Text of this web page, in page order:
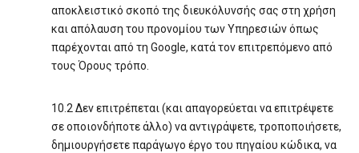
αποκλειστικό σκοπό της διευκόλυνσής σας στη χρήση
και απόλαυση του προνομίου των Υπηρεσιών όπως
παρέχονται από τη Google, κατά τον επιτρεπόμενο από
τους Όρους τρόπο.
10.2 Δεν επιτρέπεται (και απαγορεύεται να επιτρέψετε
σε οποιονδήποτε άλλο) να αντιγράψετε, τροποποιήσετε,
δημιουργήσετε παράγωγο έργο του πηγαίου κώδικα, να